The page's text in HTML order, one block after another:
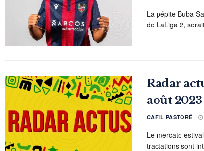
La pépite Buba
de LaLiga 2,
Radar
août 2023
CAFIL PASTORÉ
Le mercato
tractations sont